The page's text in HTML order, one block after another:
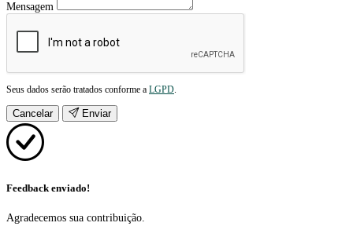
Mensagem
Seus dados serão tratados conforme a LGPD
Cancelar Enviar
Feedback enviado!
Agradecemos sua contribuição.